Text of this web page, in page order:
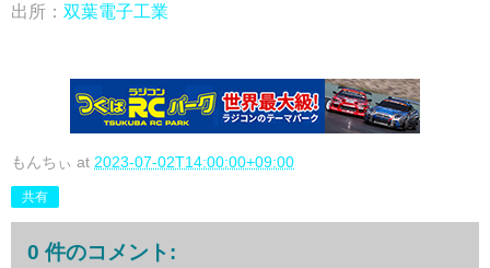
出所： 双葉電子工業
もんちぃ at 2023-07-02T14:00:00+09:00
共有
0 件のコメント: